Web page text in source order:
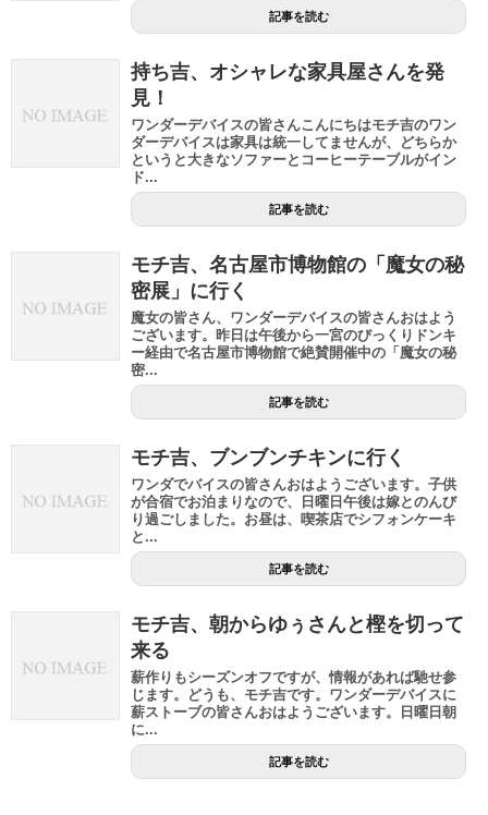
記事を読む
持ち吉、オシャレな家具屋さんを発
見！
ワンダーデバイスの皆さんこんにちはモチ吉のワン
ダーデバイスは家具は統一してませんが、どちらか
というと大きなソファーとコーヒーテーブルがイン
ド...
記事を読む
モチ吉、名古屋市博物館の「魔女の秘
密展」に行く
魔女の皆さん、ワンダーデバイスの皆さんおはよう
ございます。昨日は午後から一宮のびっくりドンキ
ー経由で名古屋市博物館で絶賛開催中の「魔女の秘
密...
記事を読む
モチ吉、ブンブンチキンに行く
ワンダでバイスの皆さんおはようございます。子供
が合宿でお泊まりなので、日曜日午後は嫁とのんび
り過ごしました。お昼は、喫茶店でシフォンケーキ
と...
記事を読む
モチ吉、朝からゆぅさんと樫を切って
来る
薪作りもシーズンオフですが、情報があれば馳せ参
じます。どうも、モチ吉です。ワンダーデバイスに
薪ストーブの皆さんおはようございます。日曜日朝
に...
記事を読む